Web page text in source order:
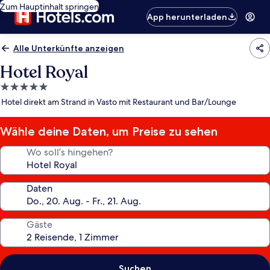
Zum Hauptinhalt springen
App herunterladen
Alle Unterkünfte anzeigen
Hotel Royal
5.0-
Sterne-
Hotel direkt am Strand in Vasto mit Restaurant und Bar/Lounge
Wähle deine Daten, um Preise zu sehen
Wo soll’s hingehen?
Daten
Gäste